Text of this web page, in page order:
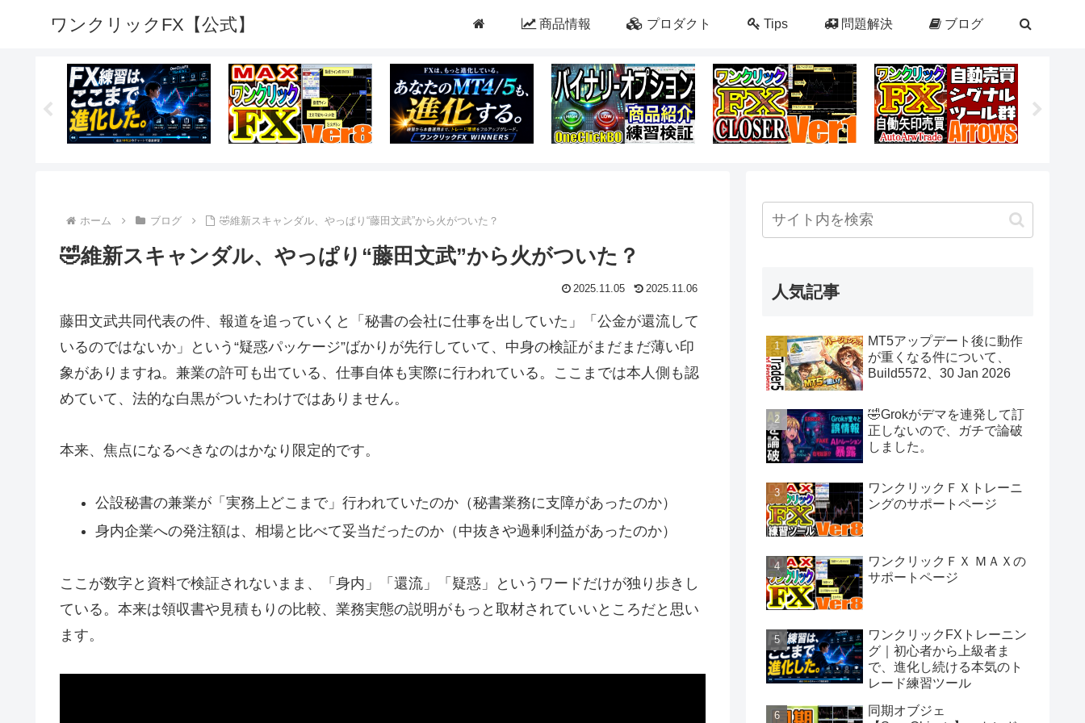
ワンクリックFX【公式】 商品情報 プロダクト Tips 問題解決 ブログ
ホーム ブログ 🤣維新スキャンダル、やっぱり“藤田文武”から火がついた？
🤣維新スキャンダル、やっぱり“藤田文武”から火がついた？
2025.11.05 2025.11.06
藤田文武共同代表の件、報道を追っていくと「秘書の会社に仕事を出していた」「公金が還流して
いるのではないか」という“疑惑パッケージ”ばかりが先行していて、中身の検証がまだまだ薄い印
象がありますね。兼業の許可も出ている、仕事自体も実際に行われている。ここまでは本人側も認
めていて、法的な白黒がついたわけではありません。
本来、焦点になるべきなのはかなり限定的です。
公設秘書の兼業が「実務上どこまで」行われていたのか（秘書業務に支障があったのか）
身内企業への発注額は、相場と比べて妥当だったのか（中抜きや過剰利益があったのか）
ここが数字と資料で検証されないまま、「身内」「還流」「疑惑」というワードだけが独り歩きし
ている。本来は領収書や見積もりの比較、業務実態の説明がもっと取材されていいところだと思い
ます。
人気記事
MT5アップデート後に動作
が重くなる件について、
Build5572、30 Jan 2026
🤣Grokがデマを連発して訂
正しないので、ガチで論破
しました。
ワンクリックＦＸトレーニ
ングのサポートページ
ワンクリックＦＸ ＭＡＸの
サポートページ
ワンクリックFXトレーニン
グ｜初心者から上級者ま
で、進化し続ける本気のト
レード練習ツール
同期オブジェ